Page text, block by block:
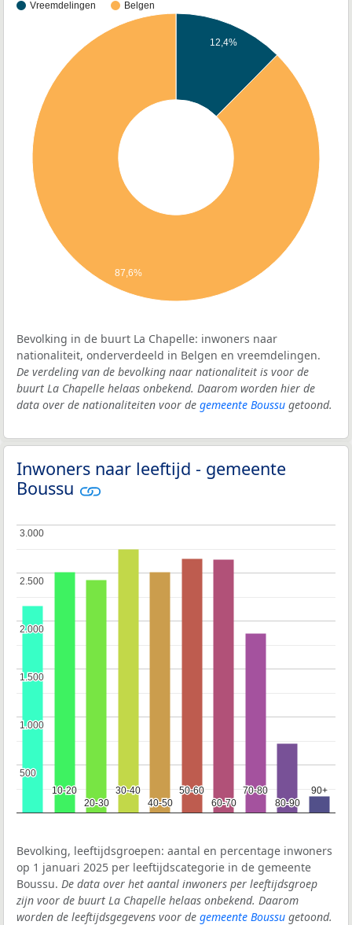
Vreemdelingen Belgen
12,4%
87,6%
Bevolking in de buurt La Chapelle: inwoners naar
nationaliteit, onderverdeeld in Belgen en vreemdelingen.
De verdeling van de bevolking naar nationaliteit is voor de
buurt La Chapelle helaas onbekend. Daarom worden hier de
data over de nationaliteiten voor de gemeente Boussu getoond.
Inwoners naar leeftijd - gemeente
Boussu
10-20
10-20
20-30
20-30
30-40
30-40
40-50
40-50
50-60
50-60
60-70
60-70
70-80
70-80
80-90
80-90
90+
90+
500
500
1.000
1.000
1.500
1.500
2.000
2.000
2.500
2.500
3.000
3.000
Bevolking, leeftijdsgroepen: aantal en percentage inwoners
op 1 januari 2025 per leeftijdscategorie in de gemeente
Boussu. De data over het aantal inwoners per leeftijdsgroep
zijn voor de buurt La Chapelle helaas onbekend. Daarom
worden de leeftijdsgegevens voor de gemeente Boussu getoond.